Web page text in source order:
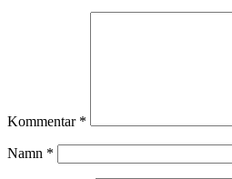
Kommentar *
Namn *